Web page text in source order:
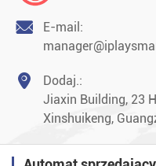

E-mail:

Dodaj.:
Jiaxin Building, 23
Xinshuikeng,